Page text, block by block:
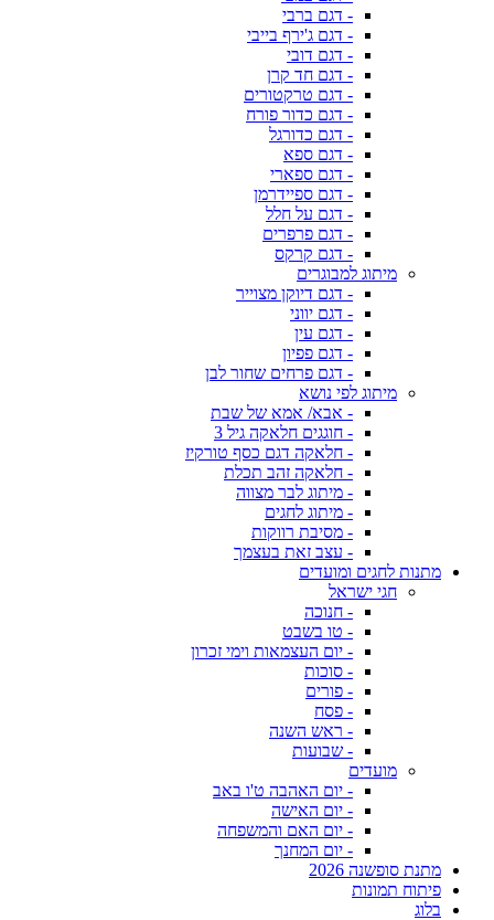
- דגם ברבי
- דגם ג'ירף בייבי
- דגם דובי
- דגם חד קרן
- דגם טרקטורים
- דגם כדור פורח
- דגם כדורגל
- דגם ספא
- דגם ספארי
- דגם ספיידרמן
- דגם על חלל
- דגם פרפרים
- דגם קרקס
מיתוג למבוגרים
- דגם דיוקן מצוייר
- דגם יווני
- דגם עין
- דגם פפיון
- דגם פרחים שחור לבן
מיתוג לפי נושא
- אבא/ אמא של שבת
- חוגגים חלאקה גיל 3
- חלאקה דגם כסף טורקיז
- חלאקה זהב תכלת
- מיתוג לבר מצווה
- מיתוג לחגים
- מסיבת רווקות
- עצב זאת בעצמך
מתנות לחגים ומועדים
חגי ישראל
- חנוכה
- טו בשבט
- יום העצמאות וימי זכרון
- סוכות
- פורים
- פסח
- ראש השנה
- שבועות
מועדים
- יום האהבה ט'ו באב
- יום האישה
- יום האם והמשפחה
- יום המחנך
מתנת סופשנה 2026
פיתוח תמונות
בלוג